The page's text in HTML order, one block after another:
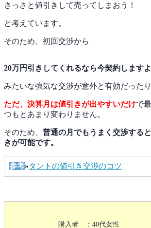
さっさと値引きして売ってしまおう！
と考えています。
そのため、初回交渉から
20万円引きしてくれるなら今契約しますよ
みたいな強気な交渉が意外と有効だったり
ただ、決算月は値引きが出やすいだけで
つもとあまり変わりません。
そのため、 普通の月でもうまく交渉する
きが可能です。
参考»タントの値引き交渉のコツ
購入者 ：40代女性